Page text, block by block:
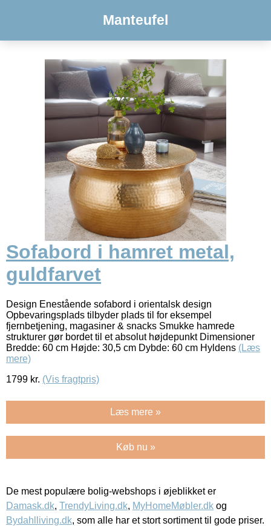
Manteufel
Sofabord i hamret metal,
guldfarvet
Design Enestående sofabord i orientalsk design
Opbevaringsplads tilbyder plads til for eksempel
fjernbetjening, magasiner & snacks Smukke hamrede
strukturer gør bordet til et absolut højdepunkt Dimensioner
Bredde: 60 cm Højde: 30,5 cm Dybde: 60 cm Hyldens (Læs
mere)
1799 kr. (Vis fragtpris)
Læs mere »
Køb nu »
De mest populære bolig-webshops i øjeblikket er
Damask.dk, TrendyLiving.dk, MyHomeMøbler.dk og
Bydahlliving.dk, som alle har et stort sortiment til gode priser.